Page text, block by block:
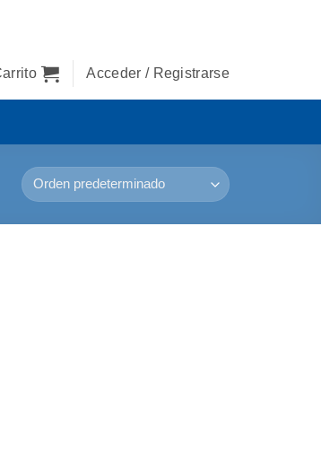
Acceder / Registrarse